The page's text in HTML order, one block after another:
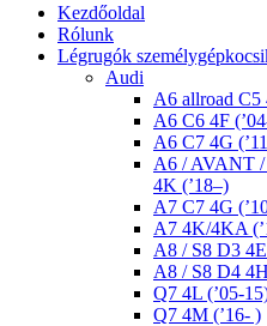
Kezdőoldal
Rólunk
Légrugók
Audi
A6 allroad C5
A6 C6 4F
A6 C7 4G
A6 / AVANT
4K (’18–)
A7 C7 4G
A7 4K/4KA
A8 / S8 D3
A8 / S8 D4
Q7 4L (’05-
Q7 4M (’16- )